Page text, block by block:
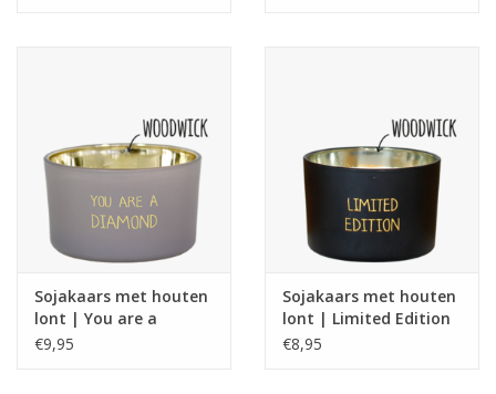
Sojakaars met houten
lont | You are a
diamond
€9,95
Sojakaars met houten
lont | Limited Edition
€8,95